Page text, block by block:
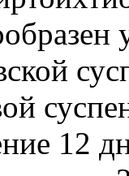
12